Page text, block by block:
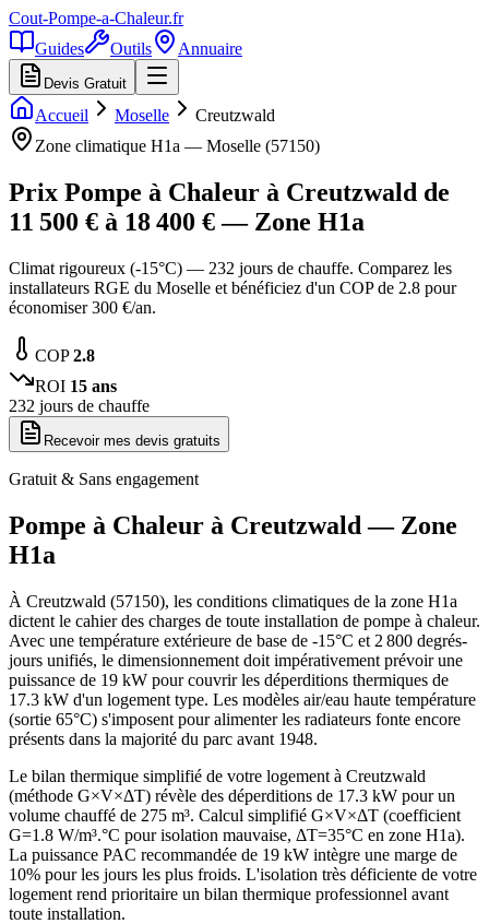
Cout-Pompe-a-Chaleur.fr
Guides
Outils Annuaire
Devis Gratuit
Accueil Moselle
Creutzwald
Zone climatique H1a — Moselle (57150)
Prix Pompe à Chaleur à Creutzwald de
11 500 € à 18 400 € — Zone H1a
Climat rigoureux (-15°C) — 232 jours de chauffe. Comparez les
installateurs RGE du Moselle et bénéficiez d'un COP de 2.8 pour
économiser 300 €/an.
COP2.8
ROI 15 ans
232 jours de chauffe
Recevoir mes devis gratuits
Gratuit & Sans engagement
Pompe à Chaleur à Creutzwald — Zone
H1a
À Creutzwald (57150), les conditions climatiques de la zone H1a
dictent le cahier des charges de toute installation de pompe à chaleur.
Avec une température extérieure de base de -15°C et 2 800 degrés-
jours unifiés, le dimensionnement doit impérativement prévoir une
puissance de 19 kW pour couvrir les déperditions thermiques de
17.3 kW d'un logement type. Les modèles air/eau haute température
(sortie 65°C) s'imposent pour alimenter les radiateurs fonte encore
présents dans la majorité du parc avant 1948.
Le bilan thermique simplifié de votre logement à Creutzwald
(méthode G×V×ΔT) révèle des déperditions de 17.3 kW pour un
volume chauffé de 275 m³. Calcul simplifié G×V×ΔT (coefficient
G=1.8 W/m³.°C pour isolation mauvaise, ΔT=35°C en zone H1a).
La puissance PAC recommandée de 19 kW intègre une marge de
10% pour les jours les plus froids. L'isolation très déficiente de votre
logement rend prioritaire un bilan thermique professionnel avant
toute installation.